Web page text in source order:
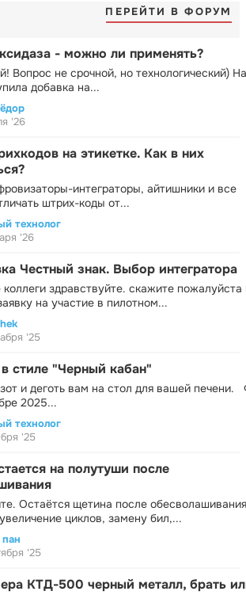
ПЕРЕЙТИ В ФОРУМ
- можно ли применять?
Вопрос не срочной, но технологический) На
добавка на...
'26
на этикетке. Как в них
интеграторы, айтишники и все
штрих-коды от...
технолог
'26
Честный знак. Выбор интегратора
здравствуйте. скажите пожалуйста
на участие в пилотном...
'25
стиле "Черный кабан"
и деготь вам на стол для вашей печени.
2025...
технолог
'25
на полутуши после
Остаётся щетина после
циклов, замену бил,...
'25
КТД-500 черный металл, брать